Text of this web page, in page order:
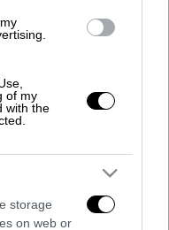
of my
with the
storage
on web or
πολλά στην
τη διάρκεια
της
προς την
χώρο.
των
συστάσεις που
Μπαλοτέλι